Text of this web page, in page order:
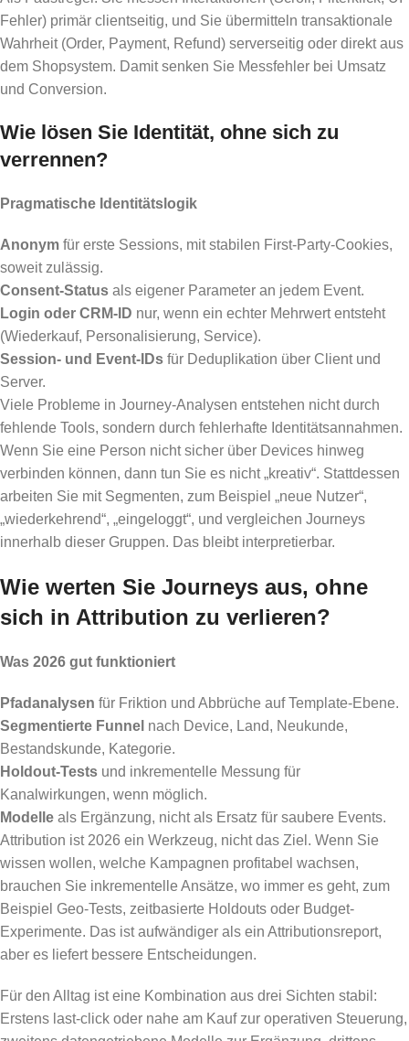
Fehler) primär clientseitig, und Sie übermitteln transaktionale
Wahrheit (Order, Payment, Refund) serverseitig oder direkt aus
dem Shopsystem. Damit senken Sie Messfehler bei Umsatz
und Conversion.
Wie lösen Sie Identität, ohne sich zu
verrennen?
Pragmatische Identitätslogik
Anonym für erste Sessions, mit stabilen First-Party-Cookies,
soweit zulässig.
Consent-Status als eigener Parameter an jedem Event.
Login oder CRM-ID nur, wenn ein echter Mehrwert entsteht
(Wiederkauf, Personalisierung, Service).
Session- und Event-IDs für Deduplikation über Client und
Server.
Viele Probleme in Journey-Analysen entstehen nicht durch
fehlende Tools, sondern durch fehlerhafte Identitätsannahmen.
Wenn Sie eine Person nicht sicher über Devices hinweg
verbinden können, dann tun Sie es nicht „kreativ“. Stattdessen
arbeiten Sie mit Segmenten, zum Beispiel „neue Nutzer“,
„wiederkehrend“, „eingeloggt“, und vergleichen Journeys
innerhalb dieser Gruppen. Das bleibt interpretierbar.
Wie werten Sie Journeys aus, ohne
sich in Attribution zu verlieren?
Was 2026 gut funktioniert
Pfadanalysen für Friktion und Abbrüche auf Template-Ebene.
Segmentierte Funnel nach Device, Land, Neukunde,
Bestandskunde, Kategorie.
Holdout-Tests und inkrementelle Messung für
Kanalwirkungen, wenn möglich.
Modelle als Ergänzung, nicht als Ersatz für saubere Events.
Attribution ist 2026 ein Werkzeug, nicht das Ziel. Wenn Sie
wissen wollen, welche Kampagnen profitabel wachsen,
brauchen Sie inkrementelle Ansätze, wo immer es geht, zum
Beispiel Geo-Tests, zeitbasierte Holdouts oder Budget-
Experimente. Das ist aufwändiger als ein Attributionsreport,
aber es liefert bessere Entscheidungen.
Für den Alltag ist eine Kombination aus drei Sichten stabil:
Erstens last-click oder nahe am Kauf zur operativen Steuerung,